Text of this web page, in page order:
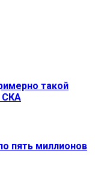
такой
СКА
пять миллионов